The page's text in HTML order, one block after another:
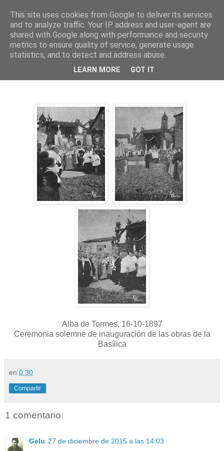
Basílica teresiana
Alba de Tormes, 16-10-1897
Ceremonia solemne de inauguración de las obras de la
Basílica
en 0:30
Compartir
1 comentario:
Gelu 27 de diciembre de 2015 a las 14:03
This site uses cookies from Google to deliver its services
and to analyze traffic. Your IP address and user-agent are
shared with Google along with performance and security
metrics to ensure quality of service, generate usage
statistics, and to detect and address abuse.
LEARN MORE GOT IT